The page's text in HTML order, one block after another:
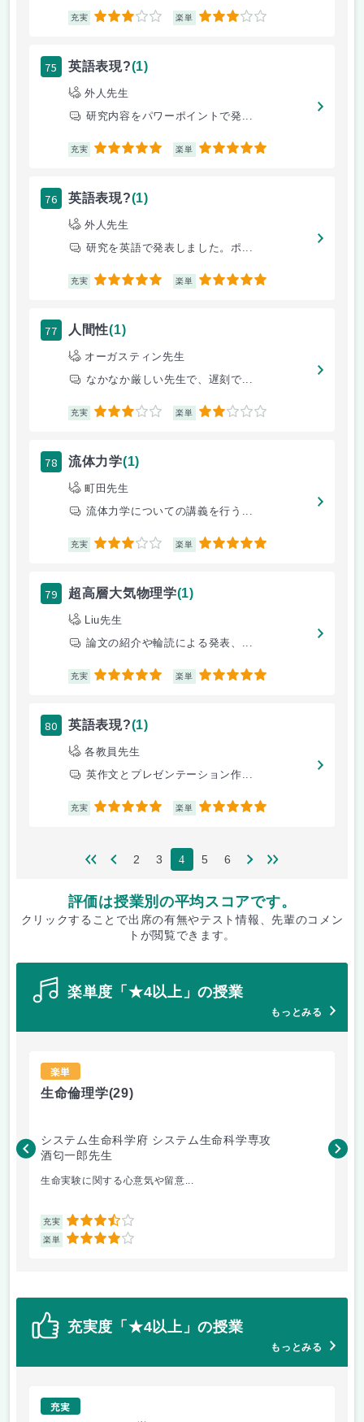
充実 3 楽単 3
75 英語表現?(1)
外人先生
研究内容をパワーポイントで発...
充実 5 楽単 5
76 英語表現?(1)
外人先生
研究を英語で発表しました。ポ...
充実 5 楽単 5
77 人間性(1)
オーガスティン先生
なかなか厳しい先生で、遅刻で...
充実 3 楽単 2
78 流体力学(1)
町田先生
流体力学についての講義を行う...
充実 3 楽単 5
79 超高層大気物理学(1)
Liu先生
論文の紹介や輪読による発表、...
充実 5 楽単 5
80 英語表現?(1)
各教員先生
英作文とプレゼンテーション作...
充実 5 楽単 5
2 3 4 5 6
評価は授業別の平均スコアです。
クリックすることで出席の有無やテスト情報、先輩のコメン
トが閲覧できます。
楽単度「★4以上」の授業
もっとみる
楽単
生命倫理学(29)
システム生命科学府 システム生命科学専攻
酒匂一郎先生
生命実験に関する心意気や留意...
充実 3.5
楽単 4
村
充実度「★4以上」の授業
もっとみる
充実